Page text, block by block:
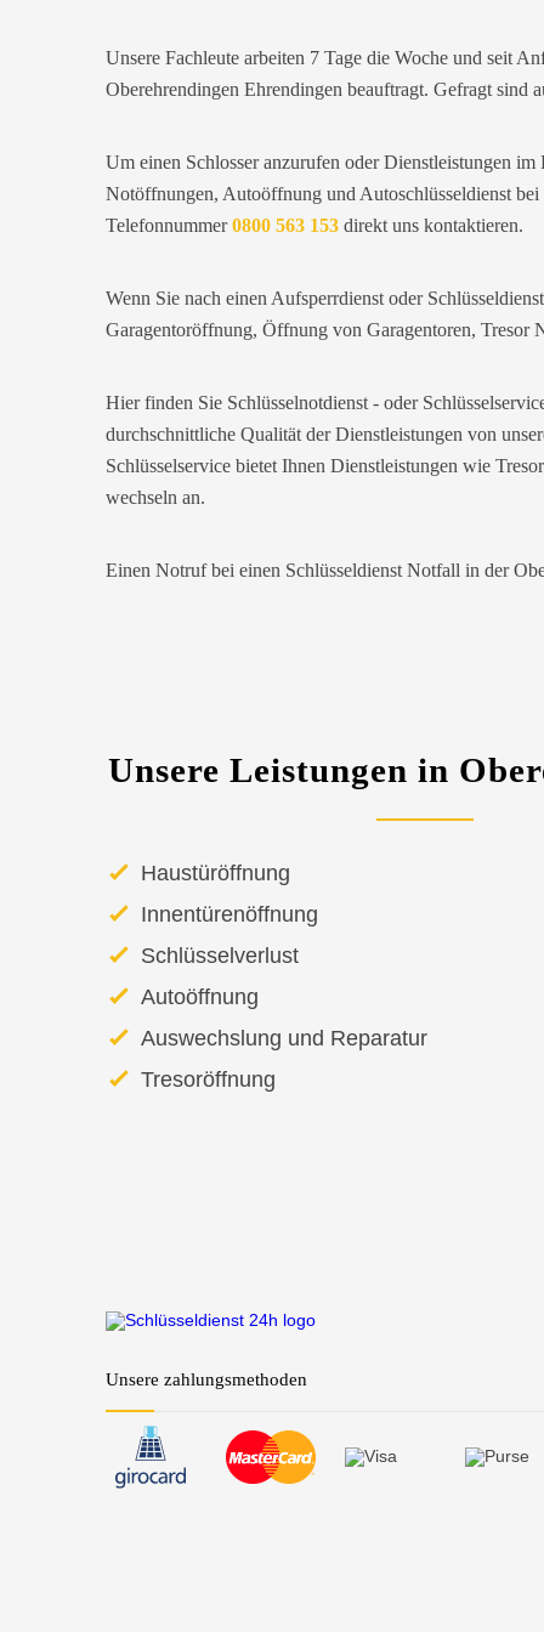
D Daniel W. aus Uster
verlorenen Haustürschlüssel. Die Tür
wurde ohne Kratzer geöffnet, nur der
Preis war leicht höher als erwartet – aber
N Nadine H. aus Aadorf
Wir standen mit den Kindern vor
verschlossener Tür – der Monteur war in
30 Minuten da. Schnelle Hilfe, fairer
Preis und super freundlich. Würde ich
Unsere Fachleute arbeiten 7 Tage die Woche und seit
Oberehrendingen Ehrendingen beauftragt. Gefragt
Um einen Schlosser anzurufen oder Dienstleistungen
Notöffnungen, Autoöffnung und Autoschlüsseldienst
Telefonnummer0800 563 153 direkt uns kontaktieren.
Wenn Sie nach einen Aufsperrdienst oder
Garagentoröffnung, Öffnung von Garagentoren, Tresor
Hier finden Sie Schlüsselnotdienst - oder
durchschnittliche Qualität der Dienstleistungen von
Schlüsselservice bietet Ihnen Dienstleistungen wie
wechseln an.
Einen Notruf bei einen Schlüsseldienst Notfall in der
Unsere Leistungen in
Haustüröffnung
Innentürenöffnung
Schlüsselverlust
Autoöffnung
Auswechslung und Reparatur
Tresoröffnung
Unsere zahlungsmethoden